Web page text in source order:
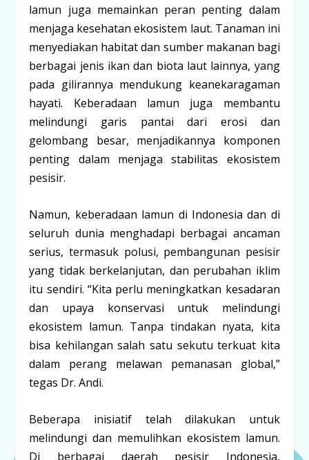
lamun juga memainkan peran penting dalam
menjaga kesehatan ekosistem laut. Tanaman ini
menyediakan habitat dan sumber makanan bagi
berbagai jenis ikan dan biota laut lainnya, yang
pada gilirannya mendukung keanekaragaman
hayati. Keberadaan lamun juga membantu
melindungi garis pantai dari erosi dan
gelombang besar, menjadikannya komponen
penting dalam menjaga stabilitas ekosistem
pesisir.
Namun, keberadaan lamun di Indonesia dan di
seluruh dunia menghadapi berbagai ancaman
serius, termasuk polusi, pembangunan pesisir
yang tidak berkelanjutan, dan perubahan iklim
itu sendiri. “Kita perlu meningkatkan kesadaran
dan upaya konservasi untuk melindungi
ekosistem lamun. Tanpa tindakan nyata, kita
bisa kehilangan salah satu sekutu terkuat kita
dalam perang melawan pemanasan global,”
tegas Dr. Andi.
Beberapa inisiatif telah dilakukan untuk
melindungi dan memulihkan ekosistem lamun.
Di berbagai daerah pesisir Indonesia,